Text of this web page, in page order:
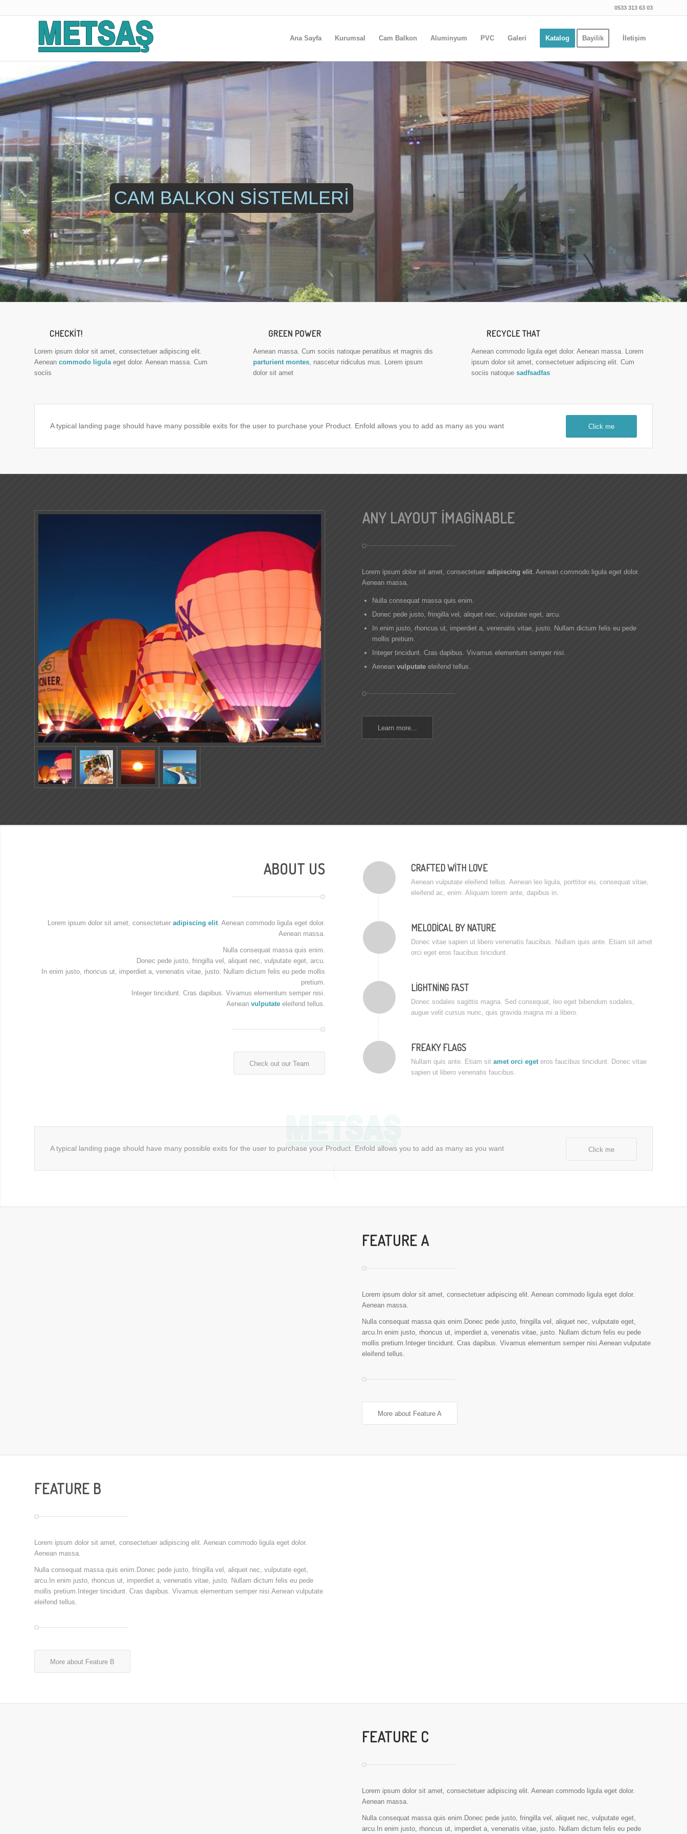
0533 313 63 03
Ana Sayfa Kurumsal Cam Balkon Aluminyum PVC Galeri Katalog Bayilik İletişim
CAM BALKON SİSTEMLERİ
CHECKIT!
Lorem ipsum dolor sit amet, consectetuer adipiscing elit.
Aenean commodo ligulaeget dolor. Aenean massa. Cum
sociis
GREEN POWER
Aenean massa. Cum sociis natoque penatibus et magnis dis
parturient montes, nascetur ridiculus mus. Lorem ipsum
dolor sit amet
RECYCLE THAT
Aenean commodo ligula eget dolor. Aenean massa. Lorem
ipsum dolor sit amet, consectetuer adipiscing elit. Cum
sociis natoquesadfsadfas
A typical landing page should have many possible exits for the user to purchase your Product. Enfold allows you to add as many as you want Click me
ANY LAYOUT IMAGINABLE
Lorem ipsum dolor sit amet, consectetueradipiscing elit . Aenean commodo ligula eget dolor.
Aenean massa.
Nulla consequat massa quis enim.
Donec pede justo, fringilla vel, aliquet nec, vulputate eget, arcu.
In enim justo, rhoncus ut, imperdiet a, venenatis vitae, justo. Nullam dictum felis eu pede
mollis pretium.
Integer tincidunt. Cras dapibus. Vivamus elementum semper nisi.
Aeneanvulputate eleifend tellus.
Learn more...
ABOUT US
Lorem ipsum dolor sit amet, consectetuer adipiscing elit. Aenean commodo ligula eget dolor.
Aenean massa.
Nulla consequat massa quis enim.
Donec pede justo, fringilla vel, aliquet nec, vulputate eget, arcu.
In enim justo, rhoncus ut, imperdiet a, venenatis vitae, justo. Nullam dictum felis eu pede mollis
pretium.
Integer tincidunt. Cras dapibus. Vivamus elementum semper nisi.
Aenean vulputateeleifend tellus.
Check out our Team
CRAFTED WITH LOVE
Aenean vulputate eleifend tellus. Aenean leo ligula, porttitor eu, consequat vitae,
eleifend ac, enim. Aliquam lorem ante, dapibus in.
MELODICAL BY NATURE
Donec vitae sapien ut libero venenatis faucibus. Nullam quis ante. Etiam sit amet
orci eget eros faucibus tincidunt.
LIGHTNING FAST
Donec sodales sagittis magna. Sed consequat, leo eget bibendum sodales,
augue velit cursus nunc, quis gravida magna mi a libero.
FREAKY FLAGS
Nullam quis ante. Etiam sitamet orci eget eros faucibus tincidunt. Donec vitae
sapien ut libero venenatis faucibus.
A typical landing page should have many possible exits for the user to purchase your Product. Enfold allows you to add as many as you want Click me
FEATURE A
Lorem ipsum dolor sit amet, consectetuer adipiscing elit. Aenean commodo ligula eget dolor.
Aenean massa.
Nulla consequat massa quis enim.Donec pede justo, fringilla vel, aliquet nec, vulputate eget,
arcu.In enim justo, rhoncus ut, imperdiet a, venenatis vitae, justo. Nullam dictum felis eu pede
mollis pretium.Integer tincidunt. Cras dapibus. Vivamus elementum semper nisi.Aenean vulputate
eleifend tellus.
More about Feature A
FEATURE B
Lorem ipsum dolor sit amet, consectetuer adipiscing elit. Aenean commodo ligula eget dolor.
Aenean massa.
Nulla consequat massa quis enim.Donec pede justo, fringilla vel, aliquet nec, vulputate eget,
arcu.In enim justo, rhoncus ut, imperdiet a, venenatis vitae, justo. Nullam dictum felis eu pede
mollis pretium.Integer tincidunt. Cras dapibus. Vivamus elementum semper nisi.Aenean vulputate
eleifend tellus.
More about Feature B
FEATURE C
Lorem ipsum dolor sit amet, consectetuer adipiscing elit. Aenean commodo ligula eget dolor.
Aenean massa.
Nulla consequat massa quis enim.Donec pede justo, fringilla vel, aliquet nec, vulputate eget,
arcu.In enim justo, rhoncus ut, imperdiet a, venenatis vitae, justo. Nullam dictum felis eu pede